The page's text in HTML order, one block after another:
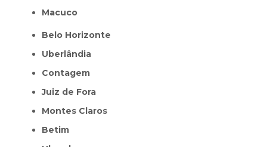
Macuco
Belo Horizonte
Uberlândia
Contagem
Juiz de Fora
Montes Claros
Betim